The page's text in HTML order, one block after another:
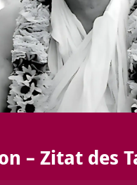
– Zitat des